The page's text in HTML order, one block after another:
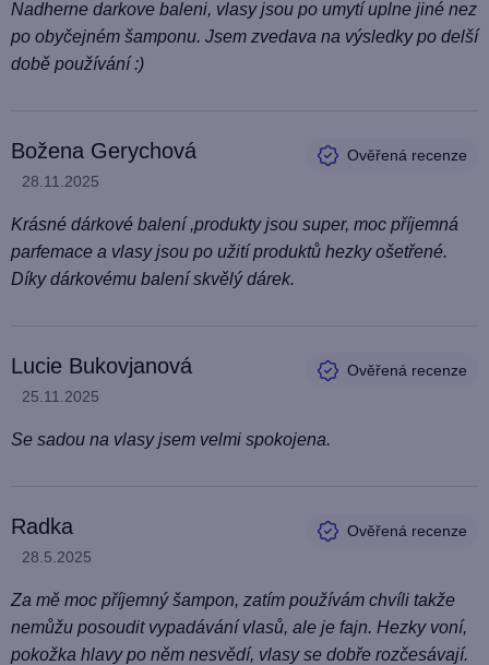
Nadherne darkove baleni, vlasy jsou po umytí uplne jiné nez
po obyčejném šamponu. Jsem zvedava na výsledky po delší
době používání :)
Božena Gerychová
Hodnocení produktu je 5 z 5 hvězdiček.
28.11.2025
Krásné dárkové balení ,produkty jsou super, moc příjemná
parfemace a vlasy jsou po užití produktů hezky ošetřené.
Díky dárkovému balení skvělý dárek.
Lucie Bukovjanová
Hodnocení produktu je 5 z 5 hvězdiček.
25.11.2025
Se sadou na vlasy jsem velmi spokojena.
Radka
Hodnocení produktu je 5 z 5 hvězdiček.
28.5.2025
Za mě moc příjemný šampon, zatím používám chvíli takže
nemůžu posoudit vypadávání vlasů, ale je fajn. Hezky voní,
pokožka hlavy po něm nesvědí, vlasy se dobře rozčesávají.